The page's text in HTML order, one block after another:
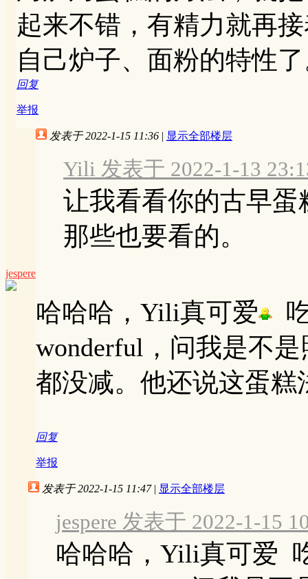
起来不错，有精力就再
自己炉子、面粉的特性
回复
举报
jespere
发表于 2022-1-15 11:36 | 显示全部楼层
Yili 发表于 2022-1-13
让我看看你的古早
那些也要看的。
哈哈哈，Yili真可爱
wonderful，问我是不
都没减。他还说这蛋糕
回复
举报
发表于 2022-1-15 11:47 | 显示全部楼层
jespere 发表于 2022-1-15
哈哈哈，Yili真可爱